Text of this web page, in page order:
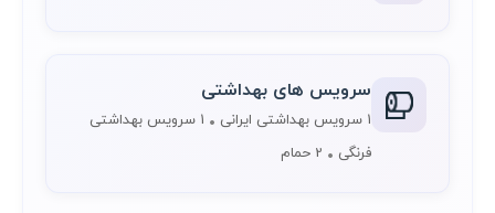
سرویس های بهداشتی
1 سرویس بهداشتی ایرانی
1 سرویس بهداشتی
فرنگی
2 حمام